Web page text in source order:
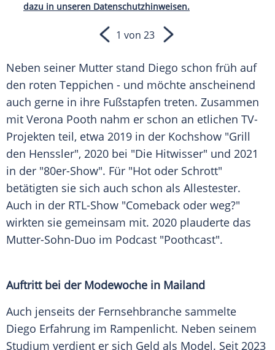
dazu in unseren Datenschutzhinweisen.
1 von 23
Neben seiner Mutter stand Diego schon früh auf
den roten Teppichen - und möchte anscheinend
auch gerne in ihre Fußstapfen treten. Zusammen
mit Verona Pooth nahm er schon an etlichen TV-
Projekten teil, etwa 2019 in der Kochshow "Grill
den Henssler", 2020 bei "Die Hitwisser" und 2021
in der "80er-Show". Für "Hot oder Schrott"
betätigten sie sich auch schon als Allestester.
Auch in der RTL-Show "Comeback oder weg?"
wirkten sie gemeinsam mit. 2020 plauderte das
Mutter-Sohn-Duo im Podcast "Poothcast".
Auftritt bei der Modewoche in Mailand
Auch jenseits der Fernsehbranche sammelte
Diego Erfahrung im Rampenlicht. Neben seinem
Studium verdient er sich Geld als Model. Seit 2023